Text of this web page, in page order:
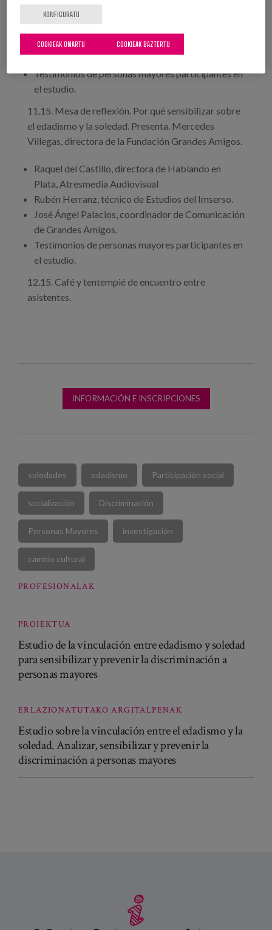
estudio, de Matia Instituto.
Alfonso Casana, responsable de Investigación de
Grandes Amigos.
Testimonios de personas mayores participantes en
el estudio.
11.15. Mesa de reflexión. Por qué sensibilizar sobre
el edadismo y la soledad. Presenta. Mercedes
Villegas, directora de la Fundación Grandes Amigos.
Raquel del Castillo, directora de Hablando en
Plata, Atresmedia Audiovisual
Rubén Herranz, técnico de Estudios del Imserso.
José Ángel Palacios, coordinador de Comunicación
de Grandes Amigos.
Testimonios de personas mayores participantes en
el estudio.
12.15. Café y tentempié de encuentro entre
asistentes.
INFORMACIÓN E INSCRIPCIONES
soledades edadismo Participación social
socialización Discriminación
Personas Mayores investigación
cambio cultural
PROFESIONALAK
PROIEKTUA
Estudio de la vinculación entre edadismo y soledad
para sensibilizar y prevenir la discriminación a
personas mayores
ERLAZIONATUTAKO ARGITALPENAK
Estudio sobre la vinculación entre el edadismo y la
soledad. Analizar, sensibilizar y prevenir la
discriminación a personas mayores
KONFIGURATU
COOKIEAK BAZTERTU
COOKIEAK ONARTU